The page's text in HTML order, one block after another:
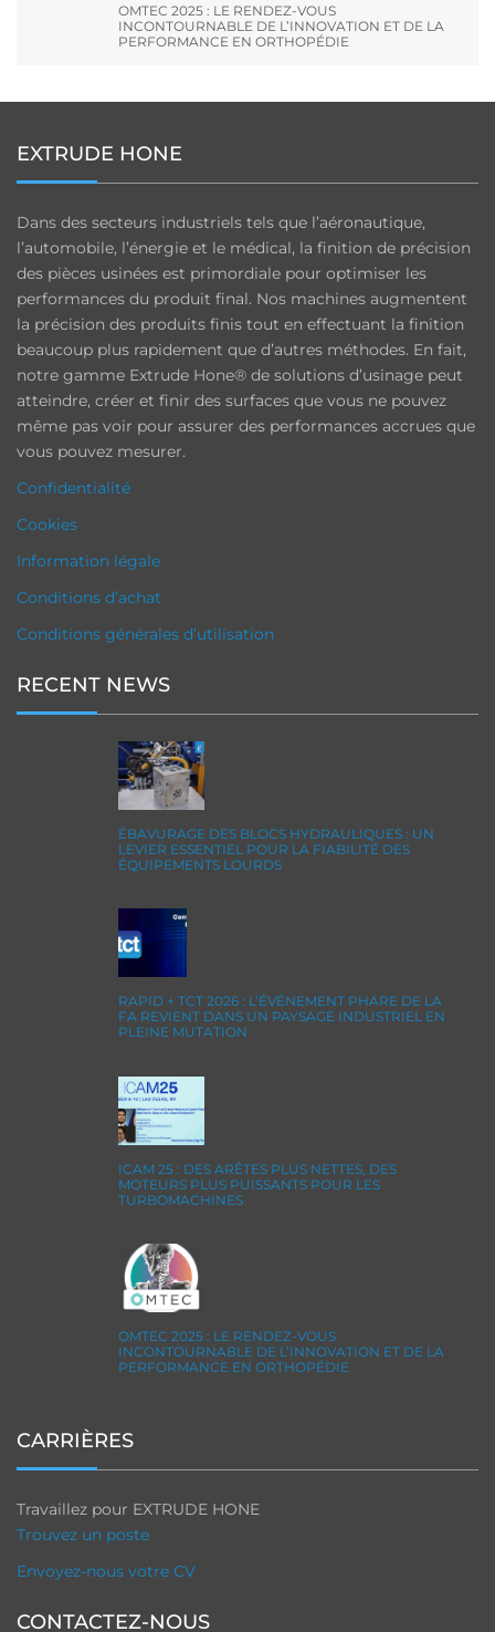
OMTEC 2025 : LE RENDEZ-VOUS
INCONTOURNABLE DE L’INNOVATION ET DE LA
PERFORMANCE EN ORTHOPÉDIE
EXTRUDE HONE
Dans des secteurs industriels tels que l’aéronautique,
l’automobile, l’énergie et le médical, la finition de précision
des pièces usinées est primordiale pour optimiser les
performances du produit final. Nos machines augmentent
la précision des produits finis tout en effectuant la finition
beaucoup plus rapidement que d’autres méthodes. En fait,
notre gamme Extrude Hone® de solutions d’usinage peut
atteindre, créer et finir des surfaces que vous ne pouvez
même pas voir pour assurer des performances accrues que
vous pouvez mesurer.
Confidentialité
Cookies
Information légale
Conditions d’achat
Conditions générales d’utilisation
RECENT NEWS
ÉBAVURAGE DES BLOCS HYDRAULIQUES : UN
LEVIER ESSENTIEL POUR LA FIABILITÉ DES
ÉQUIPEMENTS LOURDS
RAPID + TCT 2026 : L’ÉVÉNEMENT PHARE DE LA
FA REVIENT DANS UN PAYSAGE INDUSTRIEL EN
PLEINE MUTATION
ICAM 25 : DES ARÊTES PLUS NETTES, DES
MOTEURS PLUS PUISSANTS POUR LES
TURBOMACHINES
OMTEC 2025 : LE RENDEZ-VOUS
INCONTOURNABLE DE L’INNOVATION ET DE LA
PERFORMANCE EN ORTHOPÉDIE
CARRIÈRES
Travaillez pour EXTRUDE HONE
Trouvez un poste
Envoyez-nous votre CV
CONTACTEZ-NOUS